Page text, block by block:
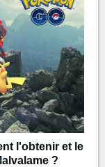
l'obtenir et le
?